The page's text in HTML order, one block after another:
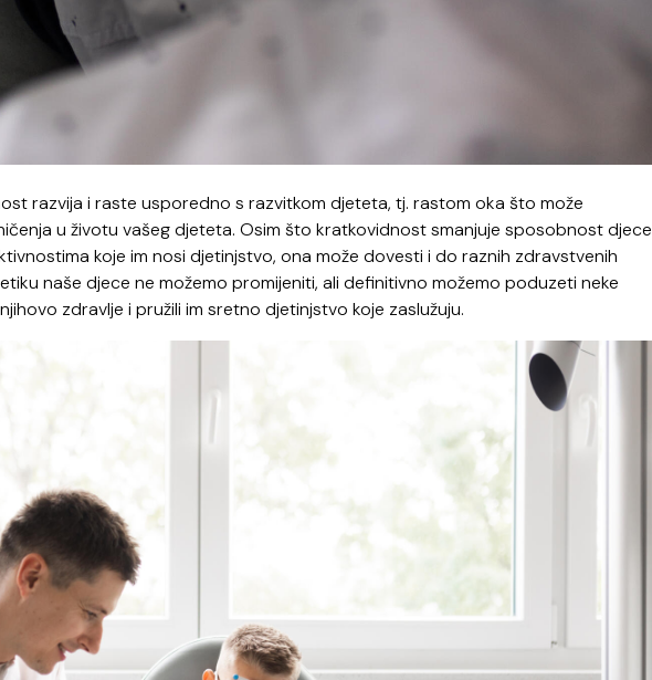
razvija i raste usporedno s razvitkom djeteta, tj. rastom oka što može
u životu vašeg djeteta. Osim što kratkovidnost smanjuje sposobnost djece
koje im nosi djetinjstvo, ona može dovesti i do raznih zdravstvenih
naše djece ne možemo promijeniti, ali definitivno možemo poduzeti neke
zdravlje i pružili im sretno djetinjstvo koje zaslužuju.